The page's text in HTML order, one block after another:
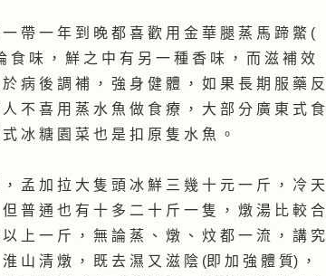
帶 一 年 到 晚 都 喜 歡 用 金 華 腿 蒸 馬 蹄 鱉 (
食 味 ， 鮮 之 中 有 另 一 種 香 味 ， 而 滋 補 效
病 後 調 補 ， 強 身 健 體 ， 如 果 長 期 服 藥 反
不 喜 用 蒸 水 魚 做 食 療 ， 大 部 分 廣 東 式 食
冰 糖 園 菜 也 是 扣 原 隻 水 魚 。
孟 加 拉 大 隻 頭 冰 鮮 三 幾 十 元 一 斤 ， 冷 天
普 通 也 有 十 多 二 十 斤 一 隻 ， 燉 湯 比 較 合
上 一 斤 ， 無 論 蒸 、 燉 、 炆 都 一 流 ， 講 究
山 清 燉 ， 既 去 濕 又 滋 陰 (即 加 強 體 質) ，